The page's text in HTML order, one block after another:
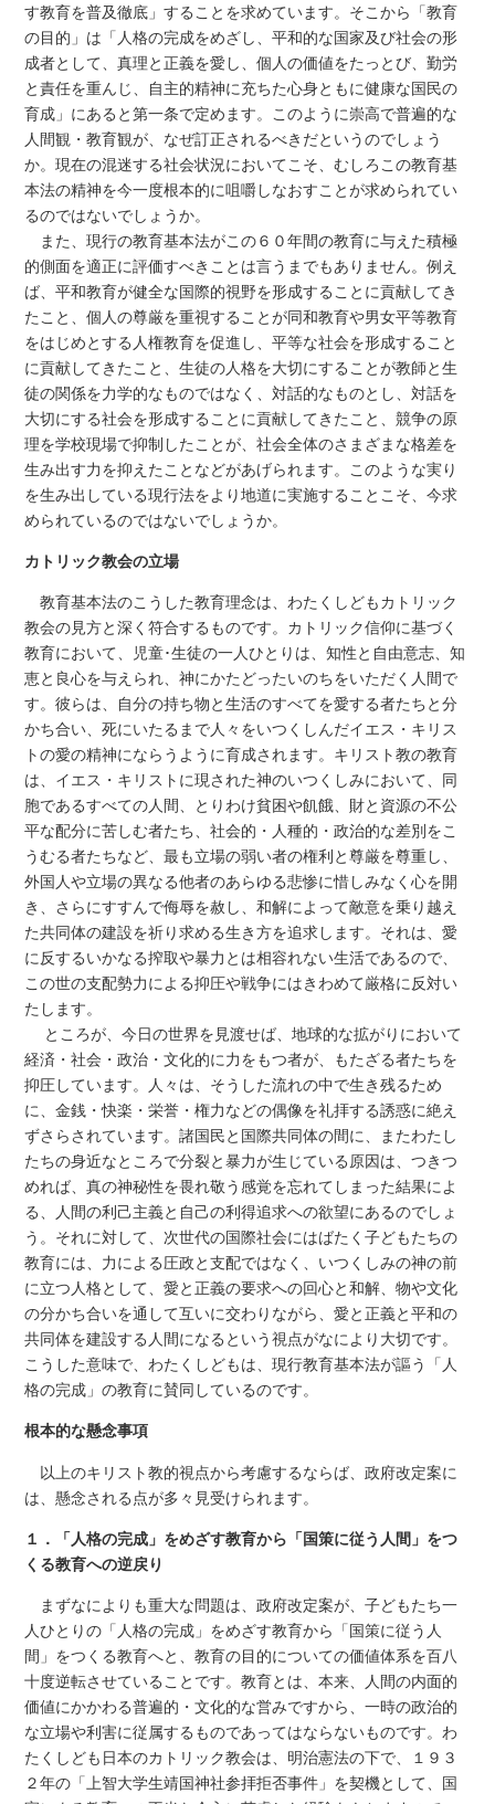
す教育を普及徹底」することを求めています。そこから「教育
の目的」は「人格の完成をめざし、平和的な国家及び社会の形
成者として、真理と正義を愛し、個人の価値をたっとび、勤労
と責任を重んじ、自主的精神に充ちた心身ともに健康な国民の
育成」にあると第一条で定めます。このように崇高で普遍的な
人間観・教育観が、なぜ訂正されるべきだというのでしょう
か。現在の混迷する社会状況においてこそ、むしろこの教育基
本法の精神を今一度根本的に咀嚼しなおすことが求められてい
るのではないでしょうか。
また、現行の教育基本法がこの６０年間の教育に与えた積極
的側面を適正に評価すべきことは言うまでもありません。例え
ば、平和教育が健全な国際的視野を形成することに貢献してき
たこと、個人の尊厳を重視することが同和教育や男女平等教育
をはじめとする人権教育を促進し、平等な社会を形成すること
に貢献してきたこと、生徒の人格を大切にすることが教師と生
徒の関係を力学的なものではなく、対話的なものとし、対話を
大切にする社会を形成することに貢献してきたこと、競争の原
理を学校現場で抑制したことが、社会全体のさまざまな格差を
生み出す力を抑えたことなどがあげられます。このような実り
を生み出している現行法をより地道に実施することこそ、今求
められているのではないでしょうか。
カトリック教会の立場
教育基本法のこうした教育理念は、わたくしどもカトリック
教会の見方と深く符合するものです。カトリック信仰に基づく
教育において、児童･生徒の一人ひとりは、知性と自由意志、知
恵と良心を与えられ、神にかたどったいのちをいただく人間で
す。彼らは、自分の持ち物と生活のすべてを愛する者たちと分
かち合い、死にいたるまで人々をいつくしんだイエス・キリス
トの愛の精神にならうように育成されます。キリスト教の教育
は、イエス・キリストに現された神のいつくしみにおいて、同
胞であるすべての人間、とりわけ貧困や飢餓、財と資源の不公
平な配分に苦しむ者たち、社会的・人種的・政治的な差別をこ
うむる者たちなど、最も立場の弱い者の権利と尊厳を尊重し、
外国人や立場の異なる他者のあらゆる悲惨に惜しみなく心を開
き、さらにすすんで侮辱を赦し、和解によって敵意を乗り越え
た共同体の建設を祈り求める生き方を追求します。それは、愛
に反するいかなる搾取や暴力とは相容れない生活であるので、
この世の支配勢力による抑圧や戦争にはきわめて厳格に反対い
たします。
ところが、今日の世界を見渡せば、地球的な拡がりにおいて
経済・社会・政治・文化的に力をもつ者が、もたざる者たちを
抑圧しています。人々は、そうした流れの中で生き残るため
に、金銭・快楽・栄誉・権力などの偶像を礼拝する誘惑に絶え
ずさらされています。諸国民と国際共同体の間に、またわたし
たちの身近なところで分裂と暴力が生じている原因は、つきつ
めれば、真の神秘性を畏れ敬う感覚を忘れてしまった結果によ
る、人間の利己主義と自己の利得追求への欲望にあるのでしょ
う。それに対して、次世代の国際社会にはばたく子どもたちの
教育には、力による圧政と支配ではなく、いつくしみの神の前
に立つ人格として、愛と正義の要求への回心と和解、物や文化
の分かち合いを通して互いに交わりながら、愛と正義と平和の
共同体を建設する人間になるという視点がなにより大切です。
こうした意味で、わたくしどもは、現行教育基本法が謳う「人
格の完成」の教育に賛同しているのです。
根本的な懸念事項
以上のキリスト教的視点から考慮するならば、政府改定案に
は、懸念される点が多々見受けられます。
１．「人格の完成」をめざす教育から「国策に従う人間」をつ
くる教育への逆戻り
まずなによりも重大な問題は、政府改定案が、子どもたち一
人ひとりの「人格の完成」をめざす教育から「国策に従う人
間」をつくる教育へと、教育の目的についての価値体系を百八
十度逆転させていることです。教育とは、本来、人間の内面的
価値にかかわる普遍的・文化的な営みですから、一時の政治的
な立場や利害に従属するものであってはならないものです。わ
たくしども日本のカトリック教会は、明治憲法の下で、１９３
２年の「上智大学生靖国神社参拝拒否事件」を契機として、国